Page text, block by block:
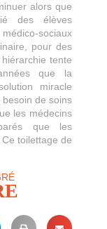
alors que
des élèves
sociaux
pour des
tente
que la
miracle
de soins
les médecins
que les
toilettage de